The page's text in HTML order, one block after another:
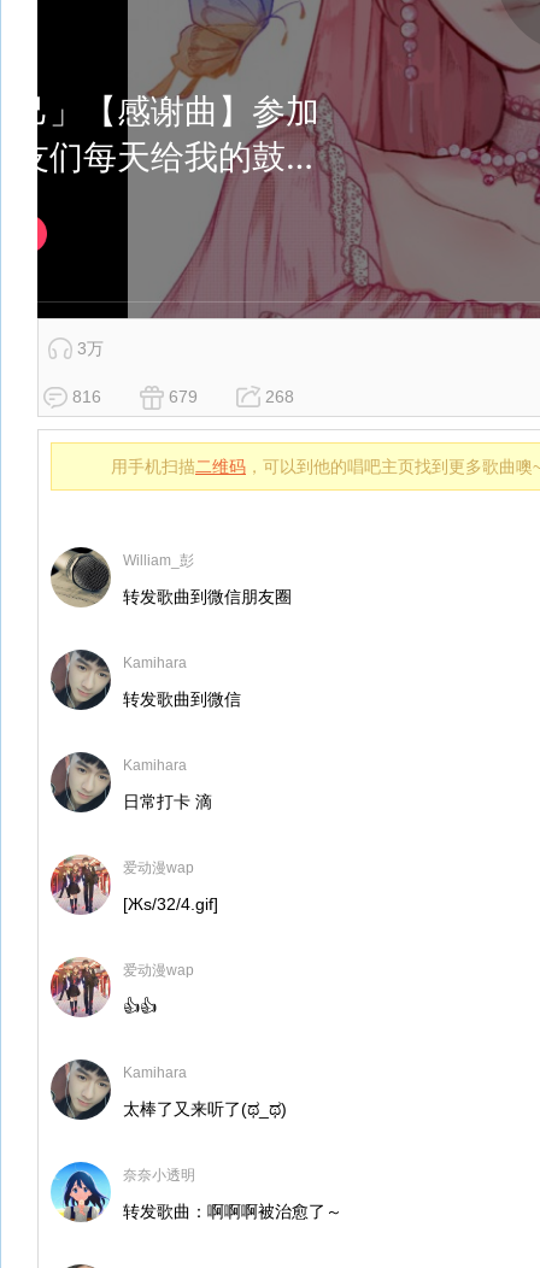
3万
816 679 268
用手机扫描二维码 ，可以到他的唱吧主页找到更多歌曲噢
William_彭
转发歌曲到微信朋友圈
Kamihara
转发歌曲到微信
Kamihara
日常打卡 滴
爱动漫wap
[Жs/32/4.gif]
爱动漫wap
👍👍
Kamihara
太棒了又来听了(ಥ_ಥ)
奈奈小透明
转发歌曲：啊啊啊被治愈了～